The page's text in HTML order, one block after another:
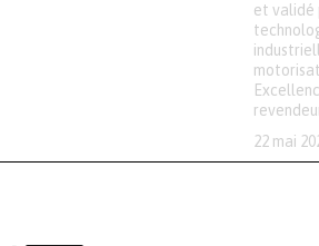
22 mai
et validé